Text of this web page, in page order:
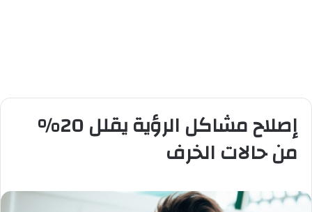
إصلاح مشاكل الرؤية يقلل 20%
من حالات الخرف